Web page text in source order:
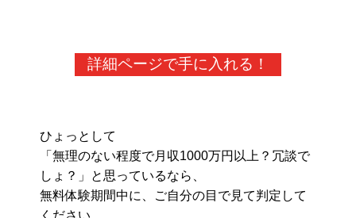
詳細ページで手に入れる！
ひょっとして
「無理のない程度で月収1000万円以上？冗談で
しょ？」と思っているなら、
無料体験期間中に、ご自分の目で見て判定して
ください。